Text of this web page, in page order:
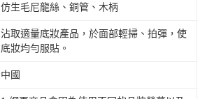
仿生毛尼龍絲、銅管、木柄
沾取適量底妝產品，於面部輕掃、拍彈，使
底妝均勻服貼。
中國